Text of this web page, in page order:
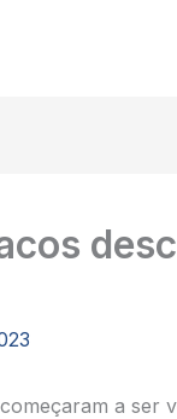
a ser